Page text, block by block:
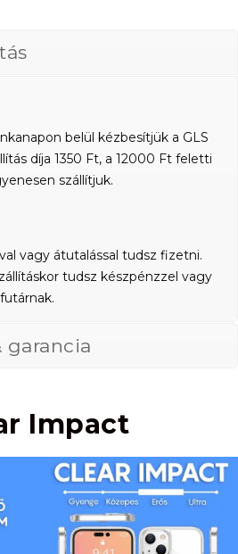
belül kézbesítjük a GLS
díja 1350 Ft, a 12000 Ft feletti
szállítjuk.
vagy átutalással tudsz fizetni.
tudsz készpénzzel vagy
garancia
Impact